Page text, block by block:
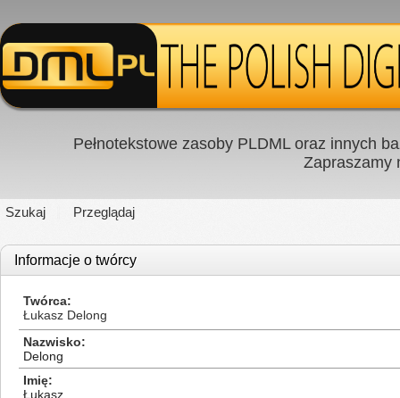
Pełnotekstowe zasoby PLDML oraz innych
Zapraszamy
Szukaj Przeglądaj
Informacje o twórcy
Twórca
Łukasz Delong
Nazwisko
Delong
Imię
Łukasz